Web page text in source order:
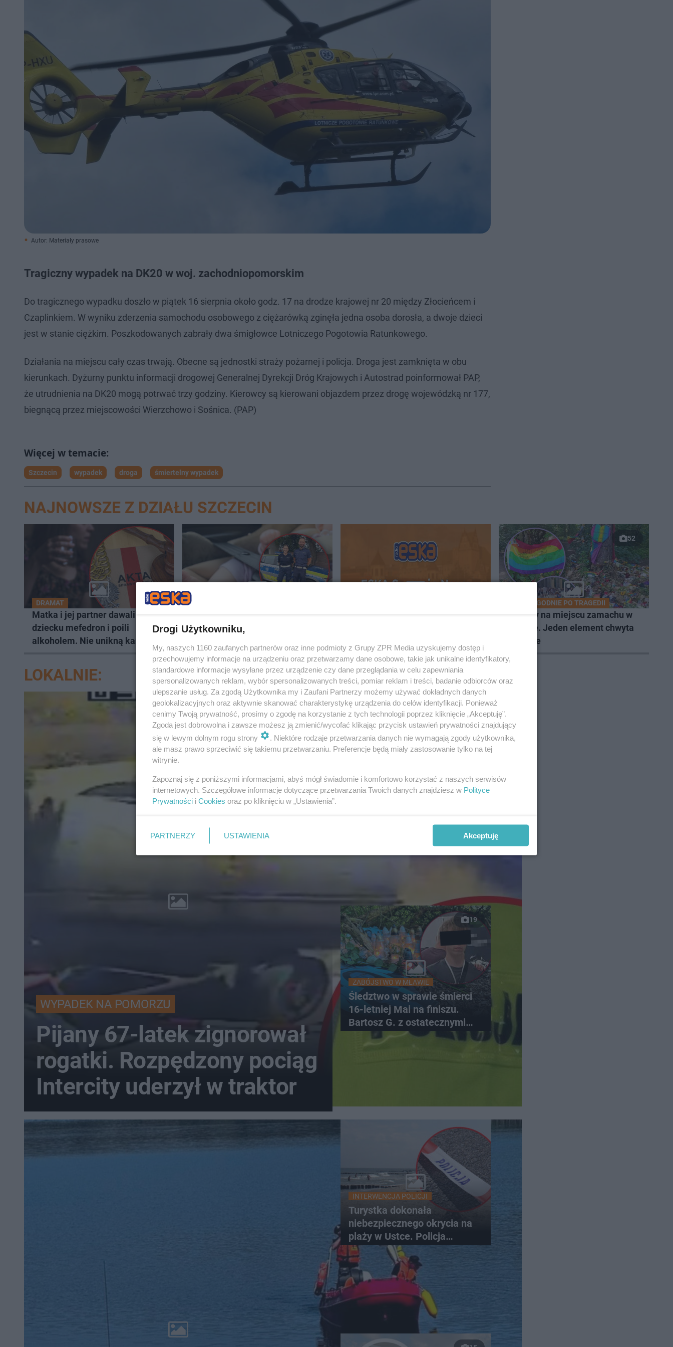
Autor: Materiały prasowe
Tragiczny wypadek na DK20 w woj. zachodniopomorskim
Do tragicznego wypadku doszło w piątek 16 sierpnia około godz. 17 na drodze krajowej nr 20 między Złocieńcem i
Czaplinkiem. W wyniku zderzenia samochodu osobowego z ciężarówką zginęła jedna osoba dorosła, a dwoje dzieci
jest w stanie ciężkim. Poszkodowanych zabrały dwa śmigłowce Lotniczego Pogotowia Ratunkowego.
Działania na miejscu cały czas trwają. Obecne są jednostki straży pożarnej i policja. Droga jest zamknięta w obu
kierunkach. Dyżurny punktu informacji drogowej Generalnej Dyrekcji Dróg Krajowych i Autostrad poinformował PAP,
że utrudnienia na DK20 mogą potrwać trzy godziny. Kierowcy są kierowani objazdem przez drogę wojewódzką nr 177,
biegnącą przez miejscowości Wierzchowo i Sośnica. (PAP)
Szczecin wypadek droga śmiertelny wypadek
NAJNOWSZE Z DZIAŁU SZCZECIN
DRAMAT
Matka i jej partner dawali
dziecku mefedron i poili
alkoholem. Nie unikną kary
nagrzanym samochodzie.
natychmiast
52
DWA TYGODNIE PO TRAGEDII
Byliśmy na miejscu zamachu w
Berlinie. Jeden element chwyta
za serce
LOKALNIE:
13
WYPADEK NA POMORZU
Pijany 67-latek zignorował
rogatki. Rozpędzony pociąg
Intercity uderzył w traktor
Nawałnice nad Polską.
Ogromny grad niszczy dachy i
19
ZABÓJSTWO W MŁAWIE
Śledztwo w sprawie śmierci
16-letniej Mai na finiszu.
Bartosz G. z ostatecznymi
zarzutami
INTERWENCJA POLICJI
Turystka dokonała
niebezpiecznego okrycia na
plaży w Ustce. Policja
musiała zamknąć odcinek
wybrzeża
Drogi Użytkowniku,
My, naszych 1160 zaufanych partnerów oraz inne podmioty z Grupy ZPR Media uzyskujemy dostęp i
przechowujemy informacje na urządzeniu oraz przetwarzamy dane osobowe, takie jak unikalne identyfikatory,
standardowe informacje wysyłane przez urządzenie czy dane przeglądania w celu zapewniania
spersonalizowanych reklam, wybór spersonalizowanych treści, pomiar reklam i treści, badanie odbiorców oraz
ulepszanie usług. Za zgodą Użytkownika my i Zaufani Partnerzy możemy używać dokładnych danych
geolokalizacyjnych oraz aktywnie skanować charakterystykę urządzenia do celów identyfikacji. Ponieważ
cenimy Twoją prywatność, prosimy o zgodę na korzystanie z tych technologii poprzez kliknięcie „Akceptuję”.
Zgoda jest dobrowolna i zawsze możesz ją zmienić/wycofać klikając przycisk ustawień prywatności znajdujący
się w lewym dolnym rogu strony
. Niektóre rodzaje przetwarzania danych nie wymagają zgody użytkownika,
ale masz prawo sprzeciwić się takiemu przetwarzaniu. Preferencje będą miały zastosowanie tylko na tej
witrynie.
Zapoznaj się z poniższymi informacjami, abyś mógł świadomie i komfortowo korzystać z naszych serwisów
internetowych. Szczegółowe informacje dotyczące przetwarzania Twoich danych znajdziesz w Polityce
Prywatności i Cookies oraz po kliknięciu w „Ustawienia”.
PARTNERZY USTAWIENIA Akceptuję